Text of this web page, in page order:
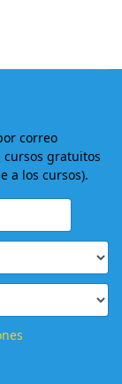
correo
cursos gratuitos
a los cursos).